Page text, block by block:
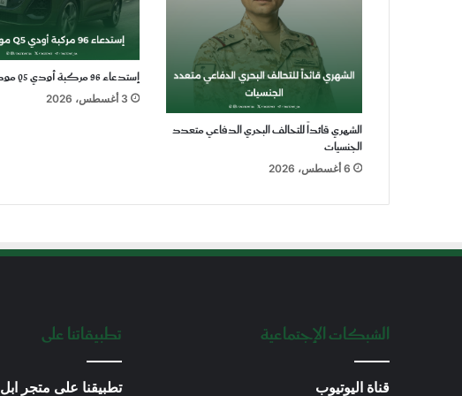
الشهري قائداً للتحالف البحري الدفاعي متعدد
الجنسيات
6 أغسطس، 2026
إستدعاء 96 مركبة أودي Q5 موديل 2025
3 أغسطس، 2026
الشبكات الإجتماعية
قناة اليوتيوب
تطبيقاتنا على
تطبيقنا على متجر ابل